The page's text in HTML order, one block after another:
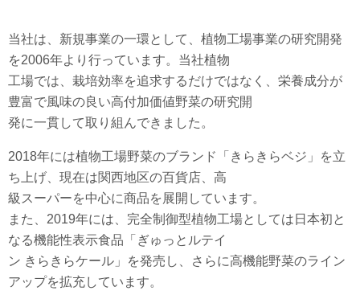
当社は、新規事業の一環として、植物工場事業の研究開発
を2006年より行っています。当社植物
工場では、栽培効率を追求するだけではなく、栄養成分が
豊富で風味の良い高付加価値野菜の研究開
発に一貫して取り組んできました。
2018年には植物工場野菜のブランド「きらきらベジ」を立
ち上げ、現在は関西地区の百貨店、高
級スーパーを中心に商品を展開しています。
また、2019年には、完全制御型植物工場としては日本初と
なる機能性表示食品「ぎゅっとルテイ
ン きらきらケール」を発売し、さらに高機能野菜のライン
アップを拡充しています。